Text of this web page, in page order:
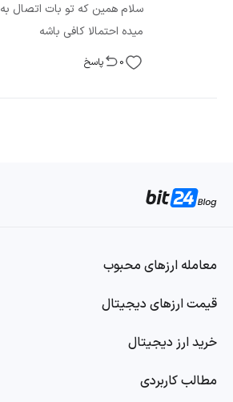
سلام همین که تو بات اتصال
میده احتمالا کافی باشه
0 پاسخ
معامله ارزهای محبوب
قیمت ارزهای دیجیتال
خرید ارز دیجیتال
مطالب کاربردی